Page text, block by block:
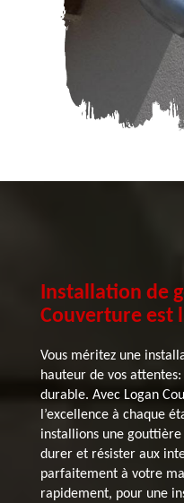
Installation de
Couverture est
Vous méritez une
hauteur de vos
durable. Avec Logan
l’excellence à chaque
installions une
durer et résister aux
parfaitement à votre
rapidement, pour une